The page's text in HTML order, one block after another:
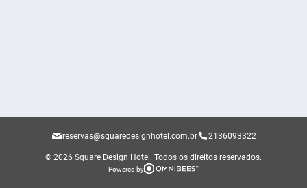
reservas@squaredesignhotel.com.br 2136093322
© 2026 Square Design Hotel. Todos os direitos reservados.
Powered by